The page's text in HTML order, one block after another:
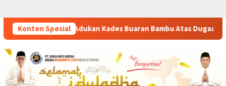
Konten Spesial
Atas Dugaan Pungutan Liar Pengurusan PM 1